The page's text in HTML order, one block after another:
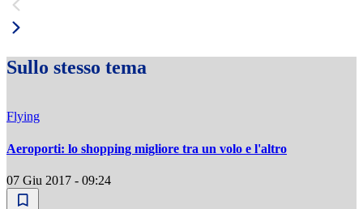
Sullo stesso tema
Flying
Aeroporti: lo shopping migliore tra un volo e l'altro
07 Giu 2017 - 09:24